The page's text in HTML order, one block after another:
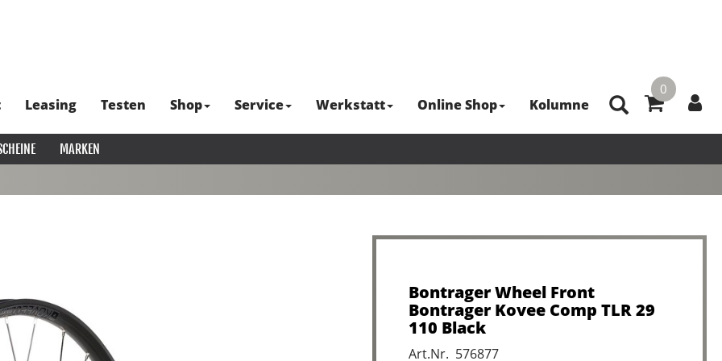
0
Leasing Testen Shop Service Werkstatt Online Shop Kolumne
MARKEN
Bontrager Wheel Front
Bontrager Kovee Comp TLR 29
110 Black
Art.Nr. 576877